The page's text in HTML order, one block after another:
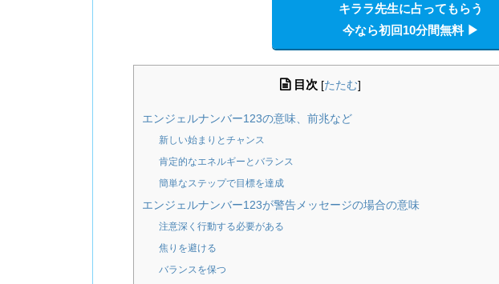
キララ先生に占ってもらう
今なら初回10分間無料 ▶︎
目次 [たたむ]
エンジェルナンバー123の意味、前兆など
新しい始まりとチャンス
肯定的なエネルギーとバランス
簡単なステップで目標を達成
エンジェルナンバー123が警告メッセージの場合の意味
注意深く行動する必要がある
焦りを避ける
バランスを保つ